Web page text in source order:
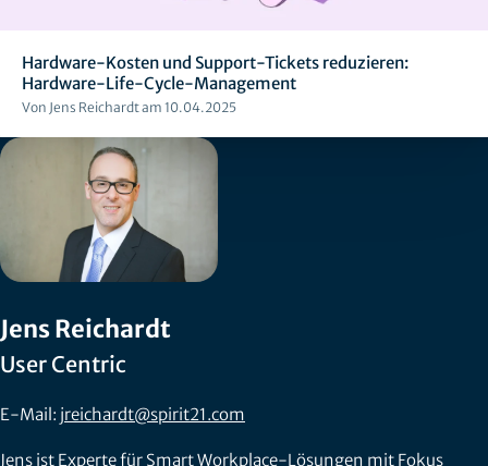
Hardware-Kosten und Support-Tickets reduzieren:
Hardware-Life-Cycle-Management
Von Jens Reichardt am 10.04.2025
Jens Reichardt
User Centric
E-Mail: jreichardt@spirit21.com
Jens ist Experte für Smart Workplace-Lösungen mit Fokus